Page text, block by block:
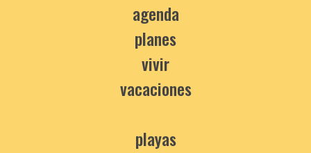
agenda
planes
vivir
vacaciones
playas